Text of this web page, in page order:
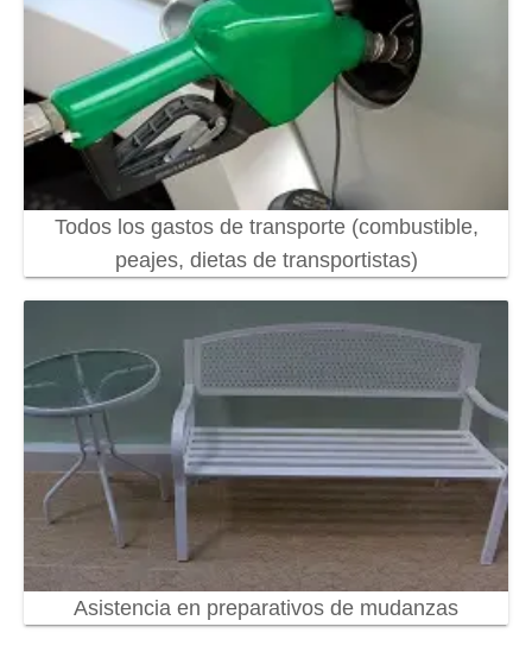
Todos los gastos de transporte (combustible,
peajes, dietas de transportistas)
Asistencia en preparativos de mudanzas